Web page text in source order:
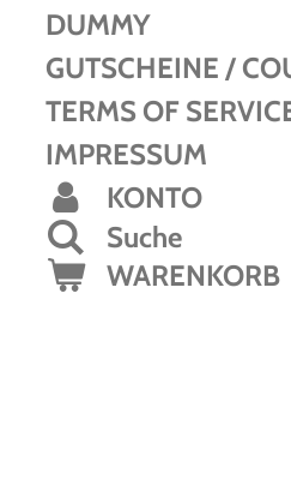
DUMMY
GUTSCHEINE /
TERMS OF
IMPRESSUM
KONTO
Suche
WARENKORB